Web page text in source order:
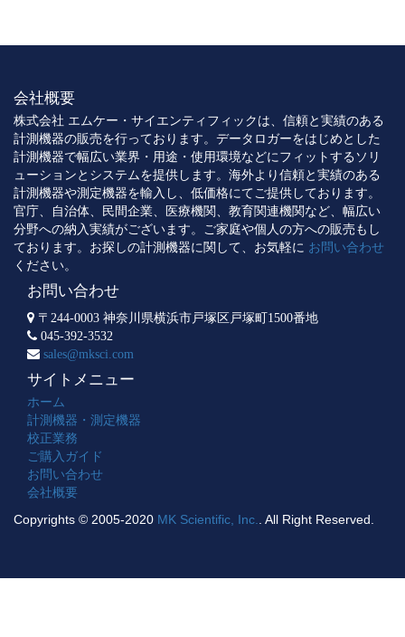
会社概要
株式会社 エムケー・サイエンティフィックは、信頼と実績のある
計測機器の販売を行っております。データロガーをはじめとした
計測機器で幅広い業界・用途・使用環境などにフィットするソリ
ューションとシステムを提供します。海外より信頼と実績のある
計測機器や測定機器を輸入し、低価格にてご提供しております。
官庁、自治体、民間企業、医療機関、教育関連機関など、幅広い
分野への納入実績がございます。ご家庭や個人の方への販売もし
ております。お探しの計測機器に関して、お気軽に お問い合わせ
ください。
お問い合わせ
〒244-0003 神奈川県横浜市戸塚区戸塚町1500番地
045-392-3532
sales@mksci.com
サイトメニュー
ホーム
計測機器・測定機器
校正業務
ご購入ガイド
お問い合わせ
会社概要
Copyrights © 2005-2020 MK Scientific, Inc. . All Right Reserved.